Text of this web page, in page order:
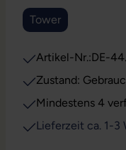
Tower
Artikel-Nr.:DE-
Zustand:
Mindestens 4
Lieferzeit ca. 1-3